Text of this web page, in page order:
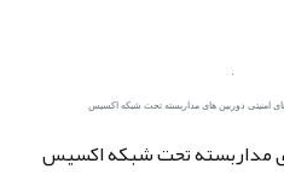
امنیتی دوربین های مداربسته تحت شبکه اکسیس
مداربسته تحت شبکه اکسیس